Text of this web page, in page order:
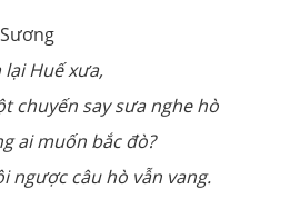
lại Huế xưa,
chuyến say sưa nghe hò
ai muốn bắc đò?
ngược câu hò vẫn vang.